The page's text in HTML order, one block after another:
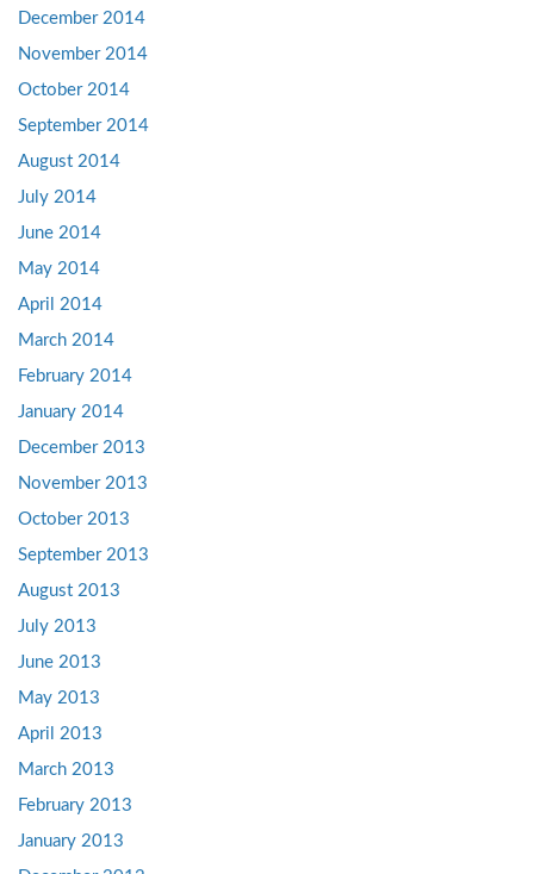
December 2014
November 2014
October 2014
September 2014
August 2014
July 2014
June 2014
May 2014
April 2014
March 2014
February 2014
January 2014
December 2013
November 2013
October 2013
September 2013
August 2013
July 2013
June 2013
May 2013
April 2013
March 2013
February 2013
January 2013